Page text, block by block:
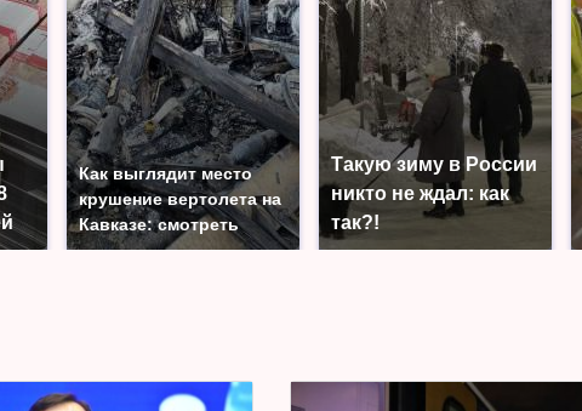
Как выглядит место
крушение вертолета на
Кавказе: смотреть
Такую зиму в России
никто не ждал: как
так?!